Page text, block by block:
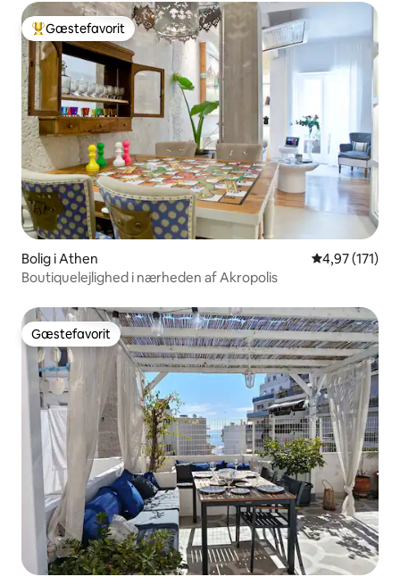
Bedste gæstefavorit
Gæstefavorit
Bolig i Athen 4,97 ud af 5 i
4,97 (171)
Boutiquelejlighed i nærheden af Akropolis
Gæstefavorit
Gæstefavorit